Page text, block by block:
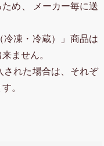
め、 メーカー毎に送
冷凍・冷蔵）」商品は
ません。
された場合は、それぞ
。